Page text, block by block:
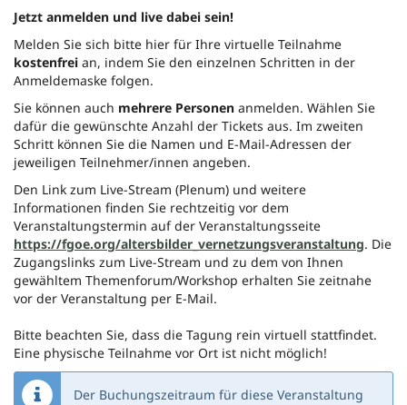
Jetzt anmelden und live dabei sein!
Melden Sie sich bitte hier für Ihre virtuelle Teilnahme
kostenfrei an, indem Sie den einzelnen Schritten in der
Anmeldemaske folgen.
Sie können auch mehrere Personen anmelden. Wählen Sie
dafür die gewünschte Anzahl der Tickets aus. Im zweiten
Schritt können Sie die Namen und E-Mail-Adressen der
jeweiligen Teilnehmer/innen angeben.
Den Link zum Live-Stream (Plenum) und weitere
Informationen finden Sie rechtzeitig vor dem
Veranstaltungstermin auf der Veranstaltungsseite
https://fgoe.org/altersbilder_vernetzungsveranstaltung. Die
Zugangslinks zum Live-Stream und zu dem von Ihnen
gewähltem Themenforum/Workshop erhalten Sie zeitnahe
vor der Veranstaltung per E-Mail.
Bitte beachten Sie, dass die Tagung rein virtuell stattfindet.
Eine physische Teilnahme vor Ort ist nicht möglich!
Der Buchungszeitraum für diese Veranstaltung